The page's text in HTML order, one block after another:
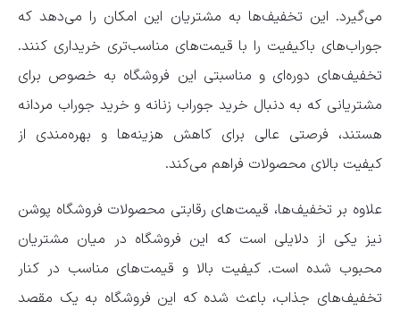
می‌گیرد. این تخفیف‌ها به مشتریان این امکان را می‌دهد که
جوراب‌های باکیفیت را با قیمت‌های مناسب‌تری خریداری کنند.
تخفیف‌های دوره‌ای و مناسبتی این فروشگاه به خصوص برای
مشتریانی که به دنبال خرید جوراب زنانه و خرید جوراب مردانه
هستند، فرصتی عالی برای کاهش هزینه‌ها و بهره‌مندی از
کیفیت بالای محصولات فراهم می‌کند.
علاوه بر تخفیف‌ها، قیمت‌های رقابتی محصولات فروشگاه پوشن
نیز یکی از دلایلی است که این فروشگاه در میان مشتریان
محبوب شده است. کیفیت بالا و قیمت‌های مناسب در کنار
تخفیف‌های جذاب، باعث شده که این فروشگاه به یک مقصد